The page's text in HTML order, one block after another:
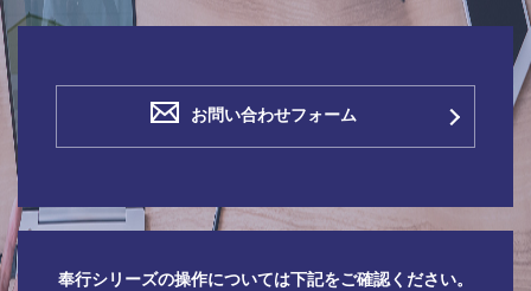
お問い合わせフォーム
奉行シリーズの操作については下記をご確認ください。